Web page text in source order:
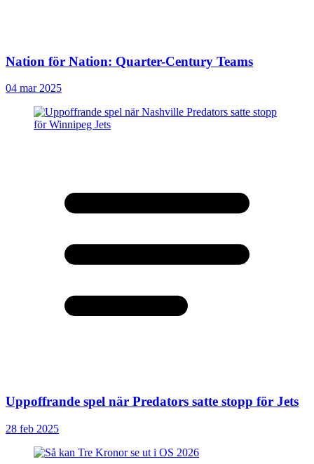
Nation för Nation: Quarter-Century Teams
04 mar 2025
Uppoffrande spel när Predators satte stopp för Jets
28 feb 2025